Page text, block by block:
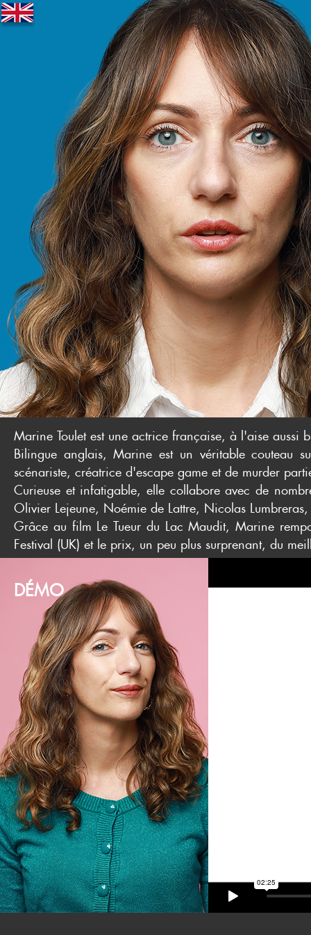
Marine Toulet est une actrice française, à l'aise aussi
Bilingue anglais, Marine est un véritable couteau
scénariste, créatrice d'escape game et de murder
Curieuse et infatigable, elle collabore avec de
Olivier Lejeune, Noémie de Lattre, Nicolas
Grâce au film Le Tueur du Lac Maudit, Marine
Festival (UK) et le prix, un peu plus surprenant, du
DÉMO